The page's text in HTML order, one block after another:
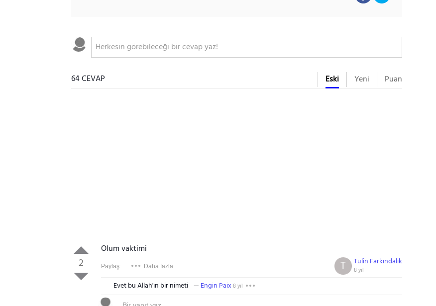
64 CEVAP Eski Yeni Puan
2
Olum vaktimi
Paylaş: Daha fazla Tulin Farkındalık
8 yıl
T
Evet bu Allah'ın bir nimeti Engin Paix 8 yıl